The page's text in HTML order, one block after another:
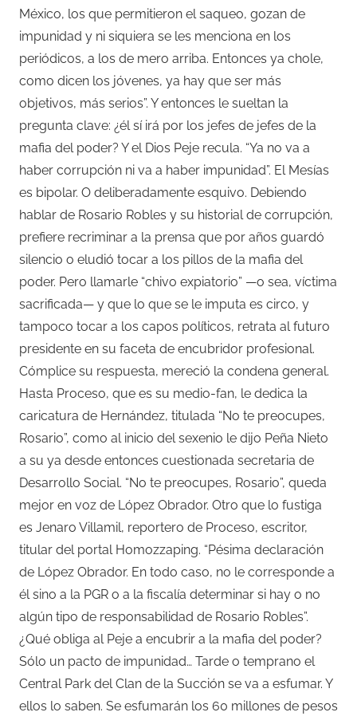
México, los que permitieron el saqueo, gozan de
impunidad y ni siquiera se les menciona en los
periódicos, a los de mero arriba. Entonces ya chole,
como dicen los jóvenes, ya hay que ser más
objetivos, más serios”. Y entonces le sueltan la
pregunta clave: ¿él sí irá por los jefes de jefes de la
mafia del poder? Y el Dios Peje recula. “Ya no va a
haber corrupción ni va a haber impunidad”. El Mesías
es bipolar. O deliberadamente esquivo. Debiendo
hablar de Rosario Robles y su historial de corrupción,
prefiere recriminar a la prensa que por años guardó
silencio o eludió tocar a los pillos de la mafia del
poder. Pero llamarle “chivo expiatorio” —o sea, víctima
sacrificada— y que lo que se le imputa es circo, y
tampoco tocar a los capos políticos, retrata al futuro
presidente en su faceta de encubridor profesional.
Cómplice su respuesta, mereció la condena general.
Hasta Proceso, que es su medio-fan, le dedica la
caricatura de Hernández, titulada “No te preocupes,
Rosario”, como al inicio del sexenio le dijo Peña Nieto
a su ya desde entonces cuestionada secretaria de
Desarrollo Social. “No te preocupes, Rosario”, queda
mejor en voz de López Obrador. Otro que lo fustiga
es Jenaro Villamil, reportero de Proceso, escritor,
titular del portal Homozzaping. “Pésima declaración
de López Obrador. En todo caso, no le corresponde a
él sino a la PGR o a la fiscalía determinar si hay o no
algún tipo de responsabilidad de Rosario Robles”.
¿Qué obliga al Peje a encubrir a la mafia del poder?
Sólo un pacto de impunidad… Tarde o temprano el
Central Park del Clan de la Succión se va a esfumar. Y
ellos lo saben. Se esfumarán los 60 millones de pesos